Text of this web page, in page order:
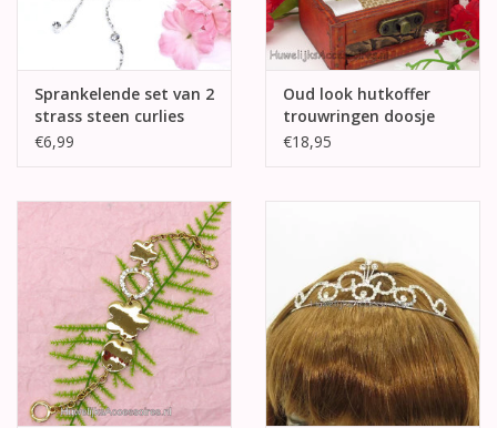
Sprankelende set van 2
strass steen curlies
€6,99
Oud look hutkoffer
trouwringen doosje
€18,95